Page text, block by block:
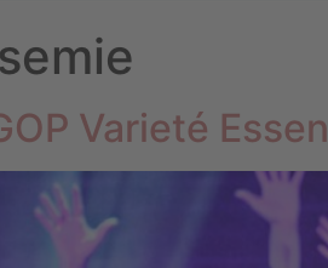
Varieté Essen